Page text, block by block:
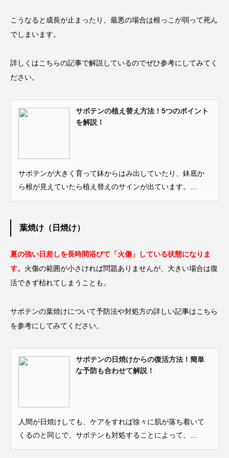
こうなると成長が止まったり、最悪の場合は根っこが弱って死ん
でしまいます。
詳しくはこちらの記事で解説しているのでぜひ参考にしてみてく
ださい。
サボテンの植え替え方法！5つのポイント
を解説！
サボテンが大きく育って鉢からはみ出していたり、鉢底か
ら根が見えていたら植え替えのサインが出ています。...
葉焼け（日焼け）
夏の強い日差しを長時間浴びて「火傷」している状態になりま
す。 火傷の範囲が小さければ問題ありませんが、大きい場合は復
活できず枯れてしまうことも。
サボテンの葉焼けについて予防法や対処方の詳しい記事はこちら
を参考にしてみてください。
サボテンの日焼けからの復活方法！簡単
な予防も合わせて解説！
人間が日焼けしても、ケアをすれば徐々に肌が落ち着いて
くるのと同じで、サボテンも対処することによって、...